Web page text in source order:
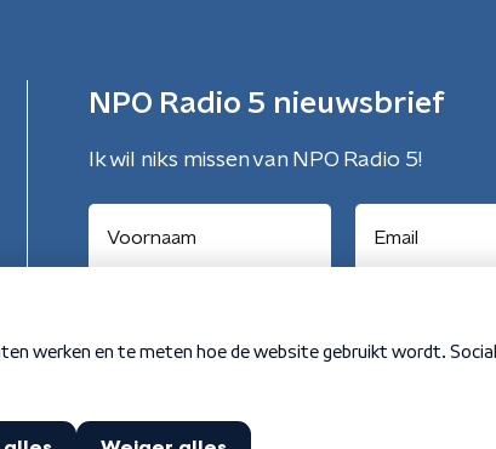
NPO Radio 5 nieuwsbrief
Ik wil niks missen van NPO Radio 5!